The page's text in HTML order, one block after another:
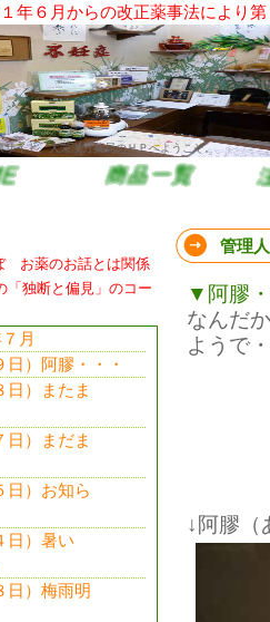
年６月からの改正薬事法により
サイト。大栄漢方薬局のＨＰへようこそ。
管理
▼阿膠
なんだ
ようで
↓阿膠（
お薬のお話とは関係
独断と偏見」のコー
月
）阿膠・・・
）またま
）まだま
）お知ら
）暑い
）梅雨明